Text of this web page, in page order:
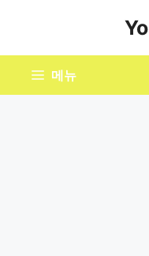
메뉴